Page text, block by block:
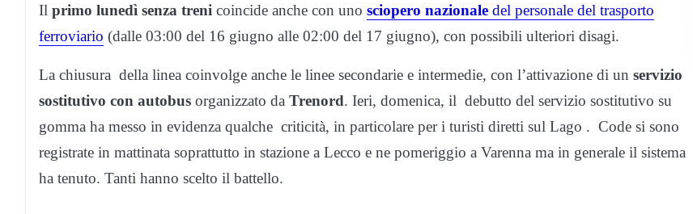
Il primo lunedì senza treni coincide anche con uno sciopero nazionale del personale del trasporto
ferroviario (dalle 03:00 del 16 giugno alle 02:00 del 17 giugno), con possibili ulteriori disagi.
La chiusura della linea coinvolge anche le linee secondarie e intermedie, con l’attivazione di un servizio
sostitutivo con autobus organizzato da Trenord. Ieri, domenica, il debutto del servizio sostitutivo su
gomma ha messo in evidenza qualche criticità, in particolare per i turisti diretti sul Lago . Code si sono
registrate in mattinata soprattutto in stazione a Lecco e ne pomeriggio a Varenna ma in generale il sistema
ha tenuto. Tanti hanno scelto il battello.